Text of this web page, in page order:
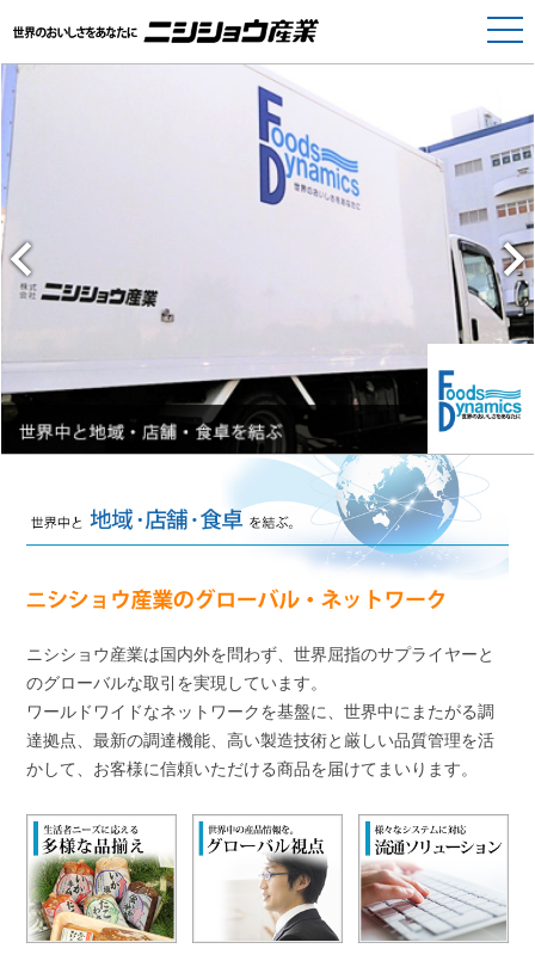
ニシショウ産業は国内外を問わず、世界屈指のサプライヤーと
のグローバルな取引を実現しています。
ワールドワイドなネットワークを基盤に、世界中にまたがる調
達拠点、最新の調達機能、高い製造技術と 厳しい品質管理を活
かして、お客様に信頼いただける商品を届けてまいります。